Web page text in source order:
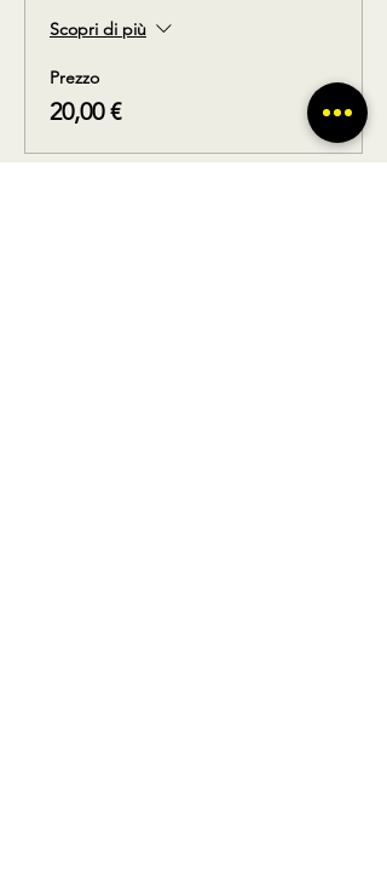
Scopri di più
Prezzo
20,00 €